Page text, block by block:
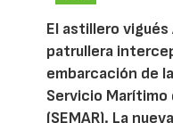
El astillero
patrullera
embarcación de
Servicio Marítimo
(SEMAR). La